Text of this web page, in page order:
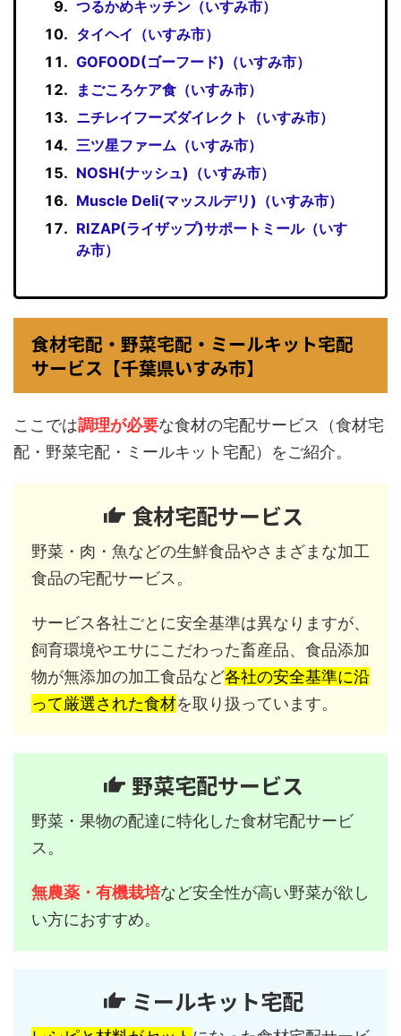
つるかめキッチン（いすみ市）
タイヘイ（いすみ市）
GOFOOD(ゴーフード)（いすみ市）
まごころケア食（いすみ市）
ニチレイフーズダイレクト（いすみ市）
三ツ星ファーム（いすみ市）
NOSH(ナッシュ)（いすみ市）
Muscle Deli(マッスルデリ)（いすみ市）
RIZAP(ライザップ)サポートミール（いす
み市）
食材宅配・野菜宅配・ミールキット宅配
サービス【千葉県いすみ市】
ここでは調理が必要な食材の宅配サービス（食材宅
配・野菜宅配・ミールキット宅配）をご紹介。
食材宅配サービス
野菜・肉・魚などの生鮮食品やさまざまな加工
食品の宅配サービス。
サービス各社ごとに安全基準は異なりますが、
飼育環境やエサにこだわった畜産品、食品添加
物が無添加の加工食品など各社の安全基準に沿
って厳選された食材を取り扱っています。
野菜宅配サービス
野菜・果物の配達に特化した食材宅配サービ
ス。
無農薬・有機栽培など安全性が高い野菜が欲し
い方におすすめ。
ミールキット宅配